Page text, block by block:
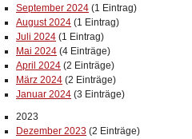
September 2024 (1 Eintrag)
August 2024 (1 Eintrag)
Juli 2024 (1 Eintrag)
Mai 2024 (4 Einträge)
April 2024 (2 Einträge)
März 2024 (2 Einträge)
Januar 2024 (3 Einträge)
2023
Dezember 2023 (2 Einträge)